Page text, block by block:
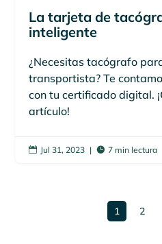
La tarjeta de
inteligente
¿Necesitas tacógrafo
transportista? Te
con tu certificado digital.
artículo!
 Jul 31, 2023 |  7 min lectura
1 2